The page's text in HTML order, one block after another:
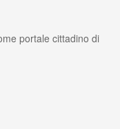
portale cittadino di